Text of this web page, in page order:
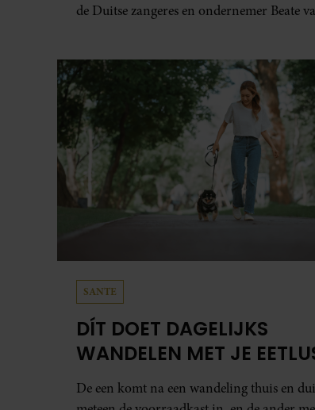
de Duitse zangeres en ondernemer Beate
zonovergoten bestemming én vertelt ze hoe
bijzonder de reis voor haar is geweest.
SANTE
DÍT DOET DAGELIJKS
WANDELEN MET JE
De een komt na een wandeling thuis en